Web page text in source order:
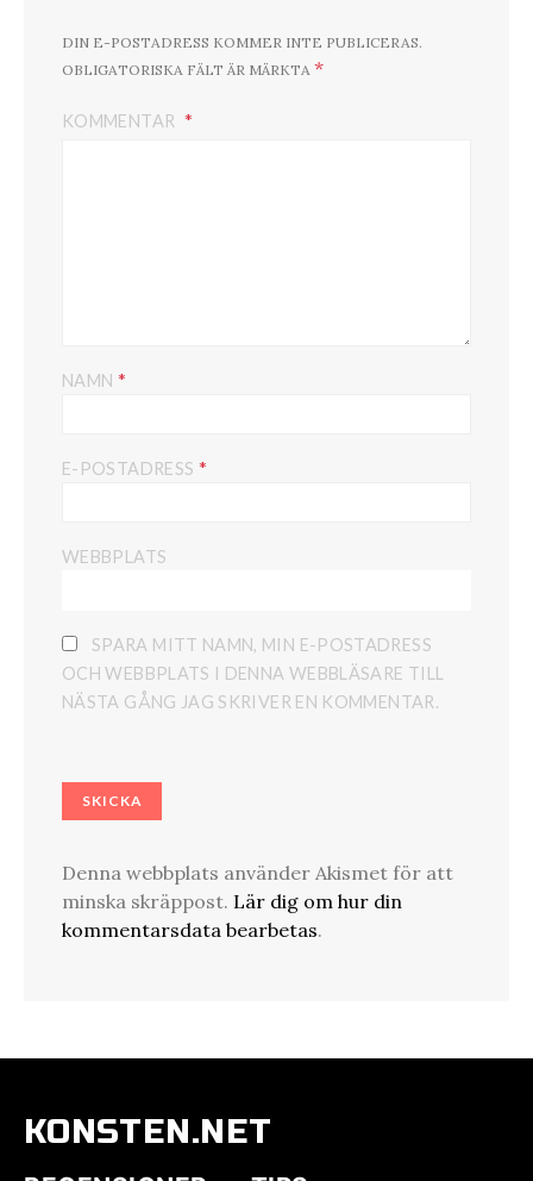
DIN E-POSTADRESS KOMMER INTE PUBLICERAS.
OBLIGATORISKA FÄLT ÄR MÄRKTA *
KOMMENTAR
NAMN *
E-POSTADRESS *
WEBBPLATS
SPARA MITT NAMN, MIN E-POSTADRESS
OCH WEBBPLATS I DENNA WEBBLÄSARE TILL
NÄSTA GÅNG JAG SKRIVER EN KOMMENTAR.
Denna webbplats använder Akismet för att
minska skräppost. Lär dig om hur din
kommentarsdata bearbetas.
KONSTEN.NET